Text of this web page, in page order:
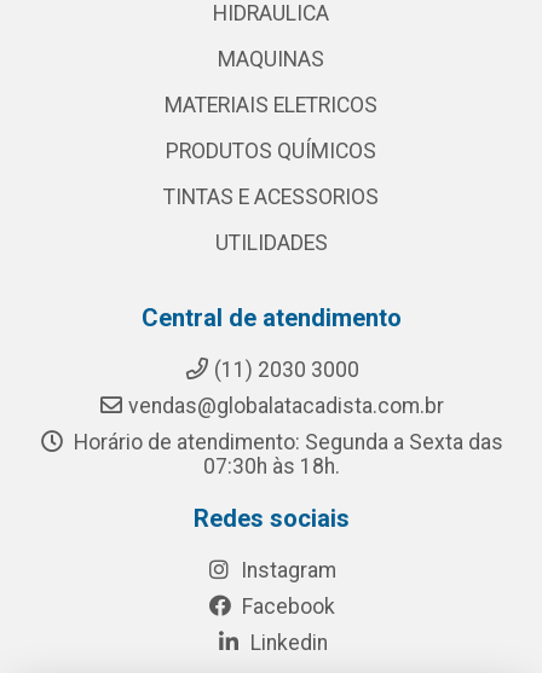
HIDRAULICA
MAQUINAS
MATERIAIS ELETRICOS
PRODUTOS QUÍMICOS
TINTAS E ACESSORIOS
UTILIDADES
Central de atendimento
(11) 2030 3000
vendas@globalatacadista.com.br
Horário de atendimento: Segunda a Sexta das
07:30h às 18h.
Redes sociais
Instagram
Facebook
Linkedin